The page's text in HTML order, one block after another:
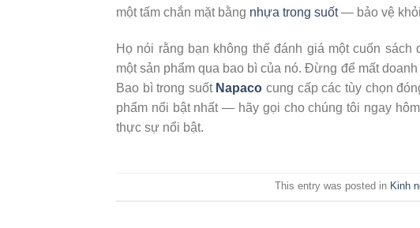
một tấm chắn mặt bằng nhựa trong suốt— bảo vệ khỏi
Họ nói rằng bạn không thể đánh giá một cuốn
một sản phẩm qua bao bì của nó. Đừng để mất
Bao bì trong suốt Napaco cung cấp các tùy chọn
phẩm nổi bật nhất — hãy gọi cho chúng tôi ngay
thực sự nổi bật.
This entry was posted in Kinh